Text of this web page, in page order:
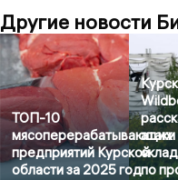
Другие новости
ТОП-10
мясоперерабатывающих
предприятий Курской
области за 2025 годпо